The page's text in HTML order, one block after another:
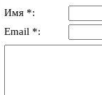
Имя *:
Email *: